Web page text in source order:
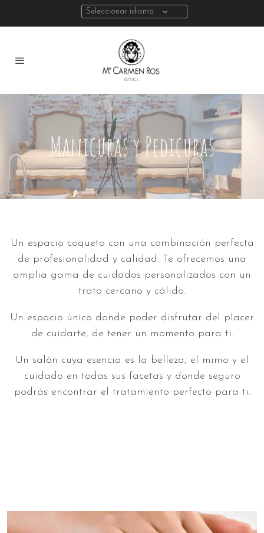
Seleccionar idioma
Manicuras y Pedicuras
Un espacio coqueto con una combinación perfecta
de profesionalidad y calidad. Te ofrecemos una
amplia gama de cuidados personalizados con un
trato cercano y cálido.
Un espacio único donde poder disfrutar del placer
de cuidarte, de tener un momento para ti.
Un salón cuya esencia es la belleza, el mimo y el
cuidado en todas sus facetas y donde seguro
podrás encontrar el tratamiento perfecto para ti.